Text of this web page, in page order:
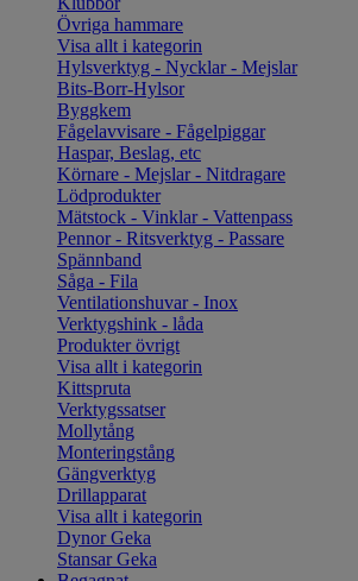
Övriga hammare
Visa allt i kategorin
Hylsverktyg - Nycklar - Mejslar
Bits-Borr-Hylsor
Byggkem
Fågelavvisare - Fågelpiggar
Haspar, Beslag, etc
Körnare - Mejslar - Nitdragare
Lödprodukter
Mätstock - Vinklar - Vattenpass
Pennor - Ritsverktyg - Passare
Spännband
Såga - Fila
Ventilationshuvar - Inox
Verktygshink - låda
Produkter övrigt
Visa allt i kategorin
Kittspruta
Verktygssatser
Mollytång
Monteringstång
Gängverktyg
Drillapparat
Visa allt i kategorin
Dynor Geka
Stansar Geka